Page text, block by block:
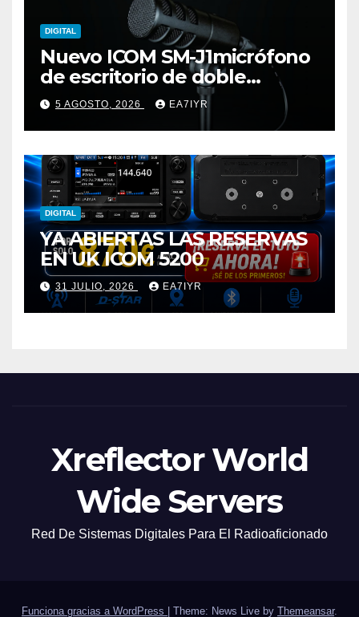
DIGITAL
Nuevo ICOM SM-J1micrófono
de escritorio de doble
elemento premium
5 AGOSTO, 2026 EA7IYR
DIGITAL
YA ABIERTAS LAS RESERVAS
EN UK ICOM 5200
31 JULIO, 2026 EA7IYR
Xreflector World
Wide Servers
Red De Sistemas Digitales Para El Radioaficionado
Funciona gracias a WordPress Theme: News Live by Themeansar.